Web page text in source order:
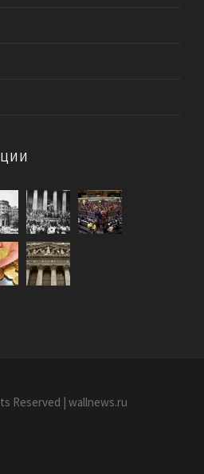
Reserved | wallnews.ru